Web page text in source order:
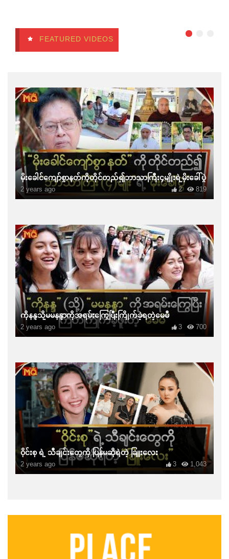
FEATURED VIDEOS
မိုးခေါင်ကျော်စွာနတ်ကိုတိုင်တည်၍ဘာသာကြီး၄မျိုးရဲ့မိုးခေါ်ပွဲ
2 years ago 819
2
ကိုနန္ဒသို့မမနန္ဒာကိုအရမ်းကြွေပြီးကြိုက်ခဲ့ရတဲ့မေမီ
2 years ago 700
3
ဝိုင်းစု ရဲ့ သီချင်းတွေကို ပြန်မဆိုရဲတဲ့ ခြူးလေး
2 years ago 1,043
3